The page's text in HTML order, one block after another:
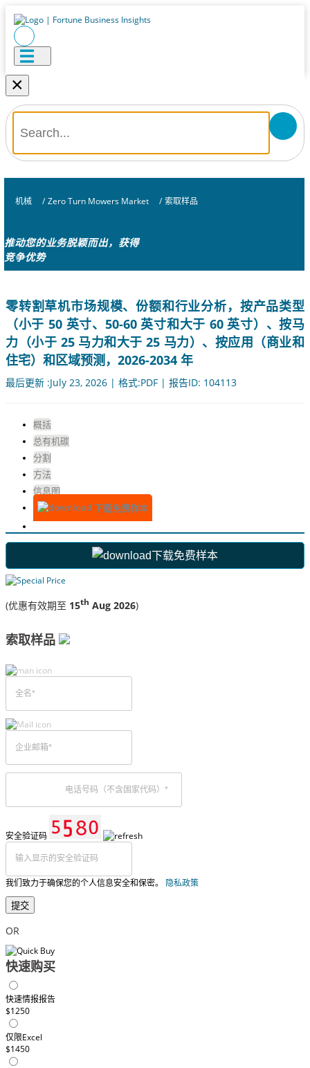
×
机械 / Zero Turn Mowers Market / 索取样品
推动您的业务脱颖而出，获得
竞争优势
零转割草机市场规模、份额和行业分析，按产品类型
（小于 50 英寸、50-60 英寸和大于 60 英寸）、按马
力（小于 25 马力和大于 25 马力）、按应用（商业和
住宅）和区域预测，2026-2034 年
最后更新 :July 23, 2026 | 格式:PDF | 报告ID: 104113
概括
总有机碳
分割
方法
信息图
下载免费样本
下载免费样本
(优惠有效期至 15th Aug 2026)
索取样品
安全验证码
我们致力于确保您的个人信息安全和保密。 隐私政策
提交
OR
快速购买
快速情报报告
$1250
仅限Excel
$1450